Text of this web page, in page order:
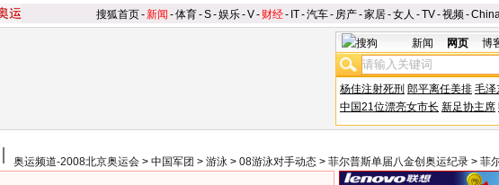
搜狐首页-新闻 -体育-S-娱乐-V- 财经- IT-汽车- 房产-家居-女人 -TV-视频-
新闻 网页 博
杨佳注射死刑 郎平离任美排 毛泽
中国21位漂亮女市长 新足协主席
奥运频道-2008北京奥运会 > 中国军团 > 游泳 > 08游泳对手动态 > 菲尔普斯单届八金创奥运纪录 > 菲